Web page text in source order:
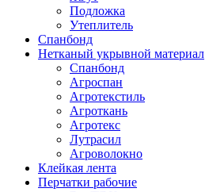
Подложка
Утеплитель
Спанбонд
Нетканый укрывной материал
Спанбонд
Агроспан
Агротекстиль
Агроткань
Агротекс
Лутрасил
Агроволокно
Клейкая лента
Перчатки рабочие